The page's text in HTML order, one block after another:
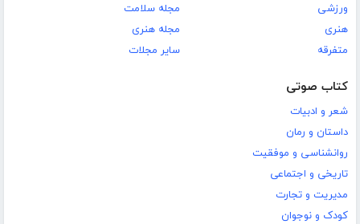
ورزشی
هنری
متفرقه
مجله سلامت
مجله هنری
سایر مجلات
کتاب صوتی
شعر و ادبیات
داستان و رمان
روانشناسی و موفقیت
تاریخی و اجتماعی
مدیریت و تجارت
کودک و نوجوان